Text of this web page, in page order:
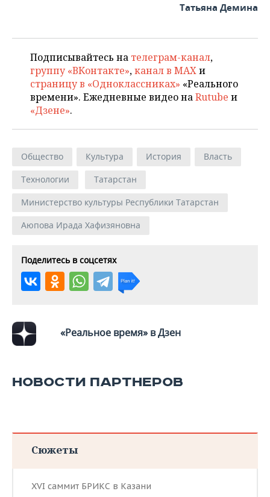
Татьяна Демина
Подписывайтесь на телеграм-канал,
группу «ВКонтакте»,канал в MAXи
страницу в «Одноклассниках» «Реального
времени». Ежедневные видео наRutube и
«Дзене».
Общество Культура История
Власть
Технологии
Татарстан
Министерство культуры Республики Татарстан
Аюпова Ирада Хафизяновна
Поделитесь в соцсетях
«Реальное время» в Дзен
НОВОСТИ ПАРТНЕРОВ
Сюжеты
XVI саммит БРИКС в Казани